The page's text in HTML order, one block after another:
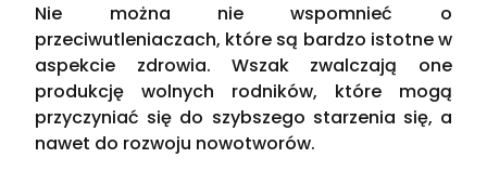
Nie można nie wspomnieć o
przeciwutleniaczach, które są bardzo istotne w
aspekcie zdrowia. Wszak zwalczają one
produkcję wolnych rodników, które mogą
przyczyniać się do szybszego starzenia się, a
nawet do rozwoju nowotworów.